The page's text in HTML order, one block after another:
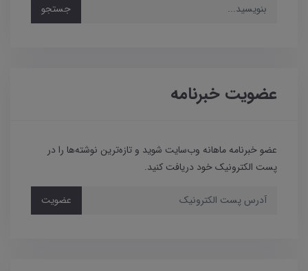
جستجو
عضویت خبرنامه
عضو خبرنامه ماهانه وب‌سایت شوید و تازه‌ترین نوشته‌ها را در
پست الکترونیک خود دریافت کنید.
عضویت